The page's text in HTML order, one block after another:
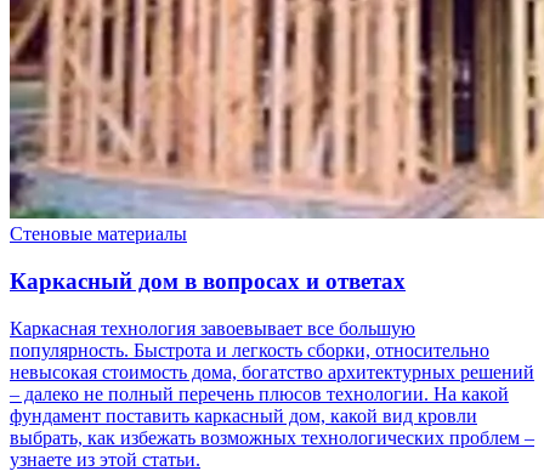
Стеновые материалы
Каркасный дом в вопросах и ответах
Каркасная технология завоевывает все большую
популярность. Быстрота и легкость сборки, относительно
невысокая стоимость дома, богатство архитектурных решений
– далеко не полный перечень плюсов технологии. На какой
фундамент поставить каркасный дом, какой вид кровли
выбрать, как избежать возможных технологических проблем –
узнаете из этой статьи.